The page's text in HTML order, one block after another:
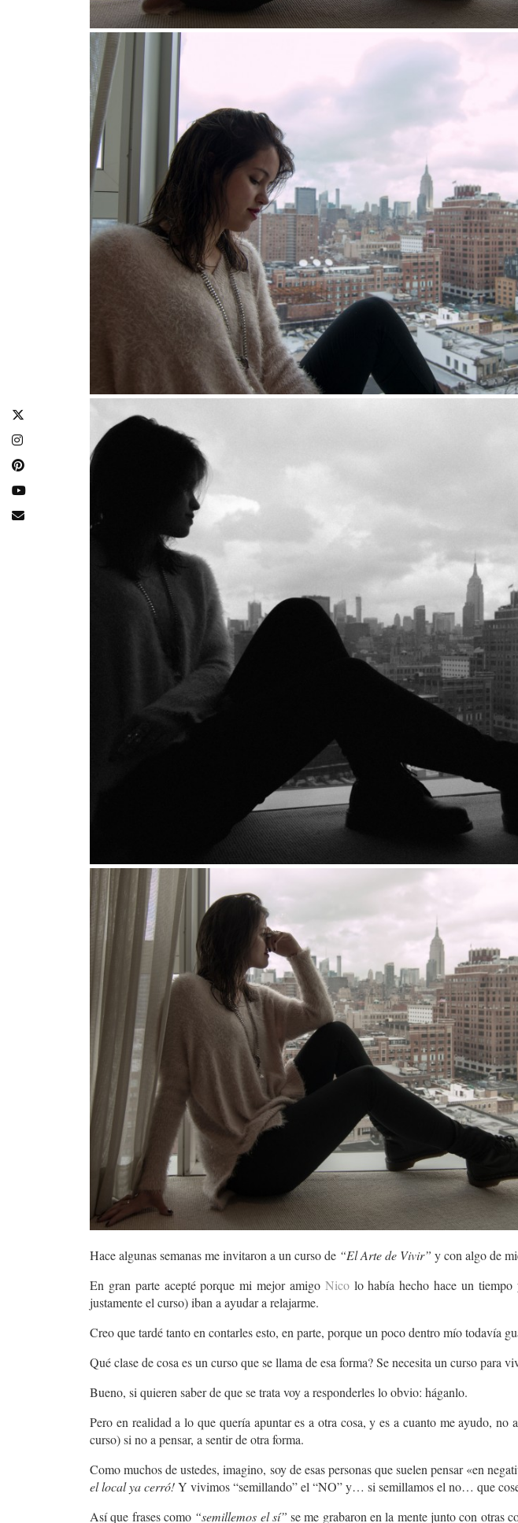
Hace algunas semanas me invitaron a un curso de “El Arte de Vivir” y con algo de
En gran parte acepté porque mi mejor amigo Nicolo había hecho hace un tiempo
justamente el curso) iban a ayudar a relajarme.
Creo que tardé tanto en contarles esto, en parte, porque un poco dentro mío todavía
Qué clase de cosa es un curso que se llama de esa forma? Se necesita un curso para
Bueno, si quieren saber de que se trata voy a responderles lo obvio: háganlo.
Pero en realidad a lo que quería apuntar es a otra cosa, y es a cuanto me ayudo,
curso) si no a pensar, a sentir de otra forma.
Como muchos de ustedes, imagino, soy de esas personas que suelen pensar «en
el local ya cerró!Y vivimos “semillando” el “NO” y… si semillamos el no… que
Así que frases como “semillemos el sí” se me grabaron en la mente junto con otras